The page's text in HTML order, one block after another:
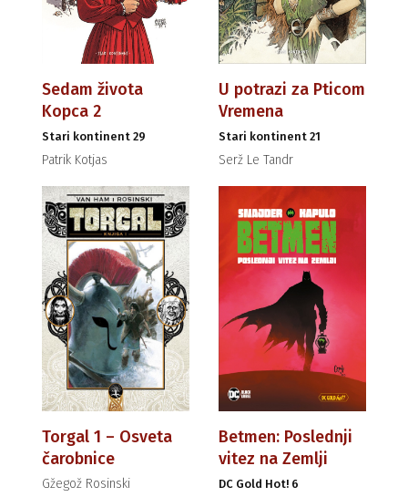
Sedam života
Kopca 2
Stari kontinent 29
Patrik Kotjas
U potrazi za Pticom
Vremena
Stari kontinent 21
Serž Le Tandr
Torgal 1 – Osveta
čarobnice
Gžegož Rosinski
Betmen: Poslednji
vitez na Zemlji
DC Gold Hot! 6